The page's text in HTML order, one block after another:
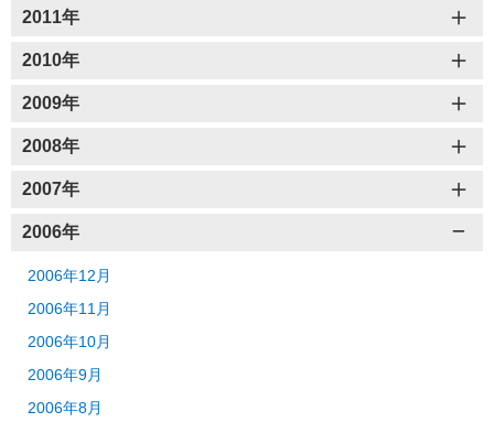
2011年
2010年
2009年
2008年
2007年
2006年
2006年12月
2006年11月
2006年10月
2006年9月
2006年8月